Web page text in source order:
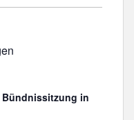
Bündnissitzung in